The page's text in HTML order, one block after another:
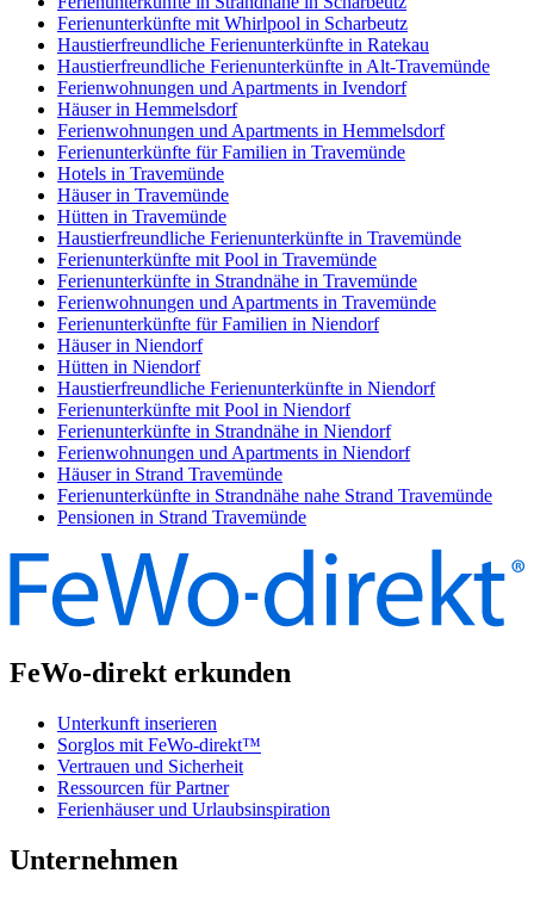
Ferienunterkünfte mit Whirlpool in Scharbeutz
Haustierfreundliche Ferienunterkünfte in Ratekau
Haustierfreundliche Ferienunterkünfte in Alt-Travemünde
Ferienwohnungen und Apartments in Ivendorf
Häuser in Hemmelsdorf
Ferienwohnungen und Apartments in Hemmelsdorf
Ferienunterkünfte für Familien in Travemünde
Hotels in Travemünde
Häuser in Travemünde
Hütten in Travemünde
Haustierfreundliche Ferienunterkünfte in Travemünde
Ferienunterkünfte mit Pool in Travemünde
Ferienunterkünfte in Strandnähe in Travemünde
Ferienwohnungen und Apartments in Travemünde
Ferienunterkünfte für Familien in Niendorf
Häuser in Niendorf
Hütten in Niendorf
Haustierfreundliche Ferienunterkünfte in Niendorf
Ferienunterkünfte mit Pool in Niendorf
Ferienunterkünfte in Strandnähe in Niendorf
Ferienwohnungen und Apartments in Niendorf
Häuser in Strand Travemünde
Ferienunterkünfte in Strandnähe nahe Strand Travemünde
Pensionen in Strand Travemünde
FeWo-direkt erkunden
Unterkunft inserieren
Sorglos mit FeWo-direkt™
Vertrauen und Sicherheit
Ressourcen für Partner
Ferienhäuser und Urlaubsinspiration
Unternehmen